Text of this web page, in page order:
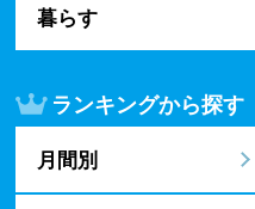
暮らす
ランキングから探す
月間別